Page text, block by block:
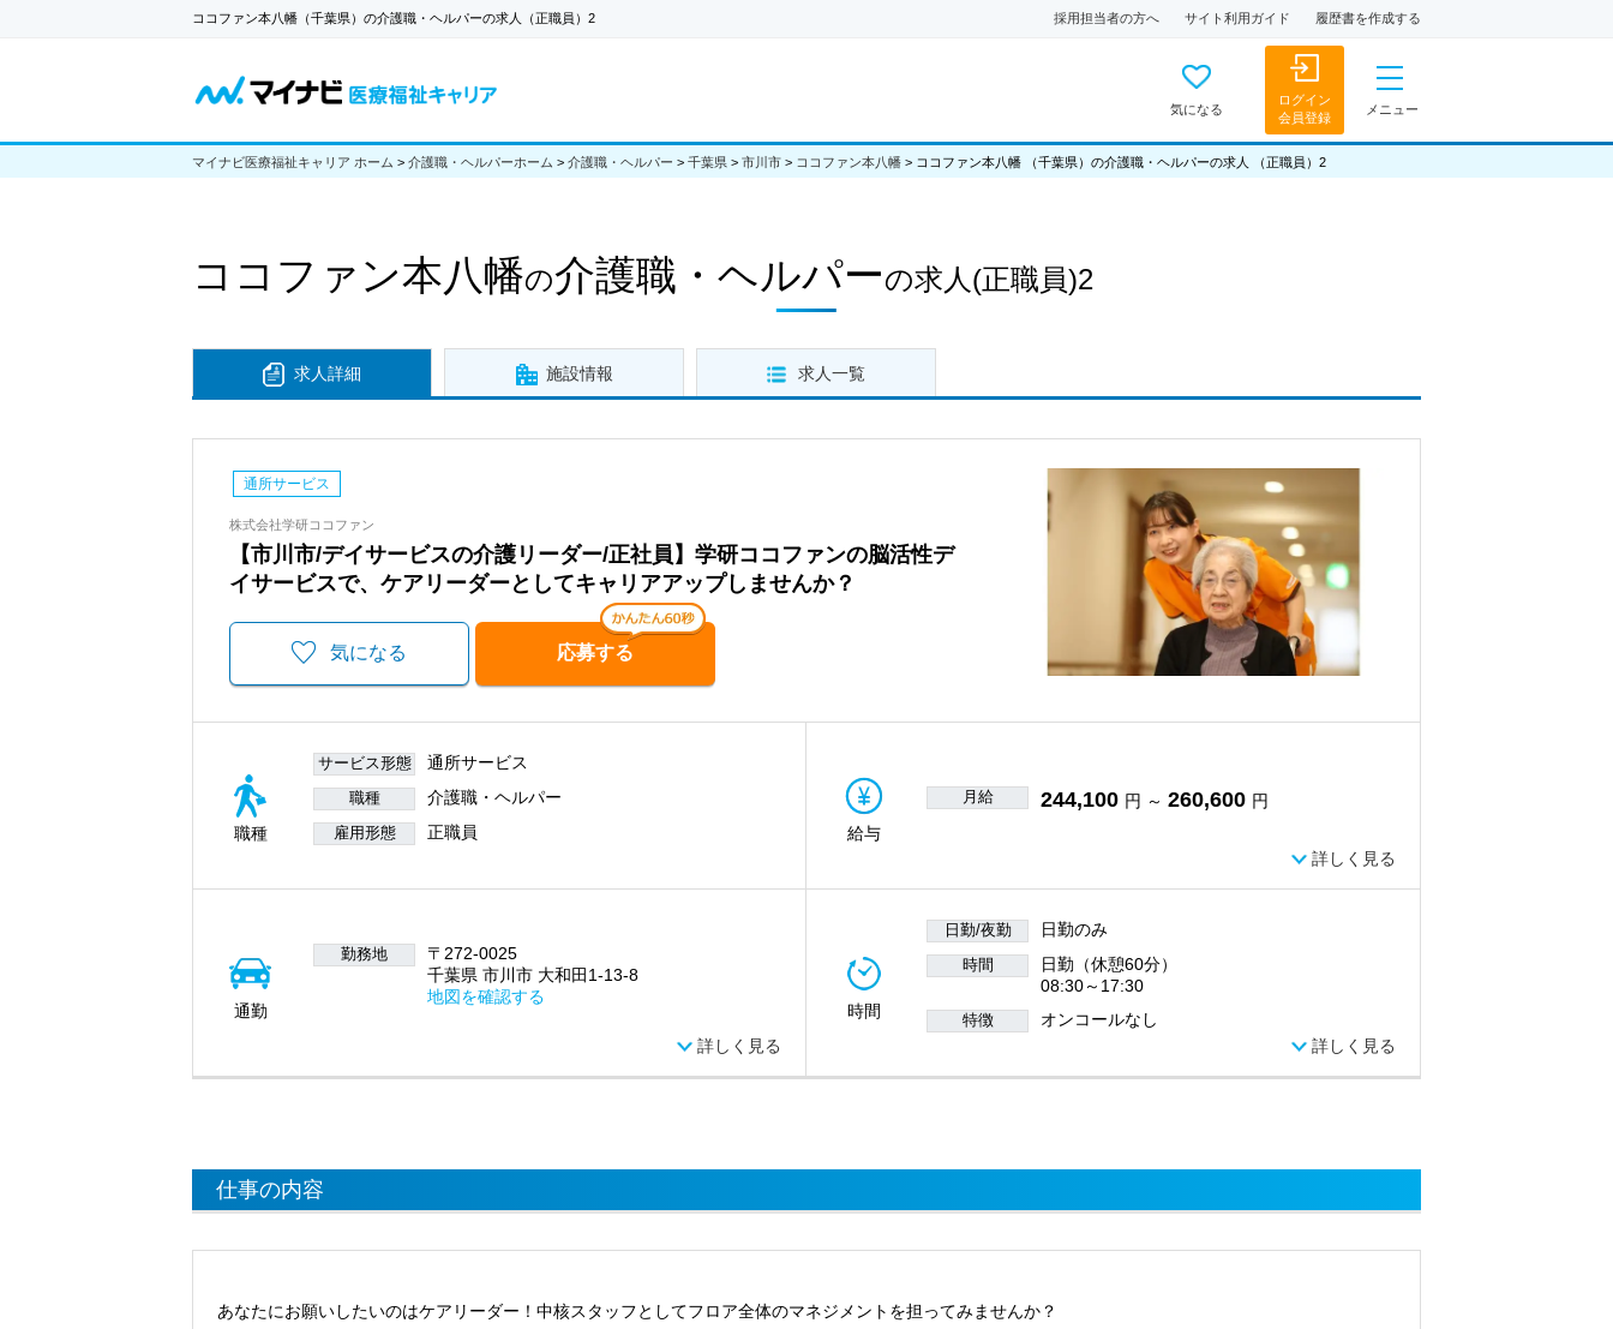
ココファン本八幡（千葉県）の介護職・ヘルパーの求人（正職員）2 採用担当者の方へ サイト利用ガイド 履歴書を作成する
気になる
ログイン
会員登録
メニュー
マイナビ医療福祉キャリア ホーム > 介護職・ヘルパーホーム > 介護職・ヘルパー > 千葉県 > 市川市 > ココファン本八幡 > ココファン本八幡 （千葉県）の介護職・ヘルパーの求人 （正職員）2
ココファン本八幡の介護職・ヘルパーの求人 (正職員)2
求人詳細 施設情報 求人一覧
通所サービス
株式会社学研ココファン
【市川市/デイサービスの介護リーダー/正社員】学研ココファンの脳活性デ
イサービスで、ケアリーダーとしてキャリアアップしませんか？
気になる 応募する
職種
サービス形態 通所サービス
職種 介護職・ヘルパー
雇用形態 正職員 給与
月給 244,100 円 ～ 260,600 円
詳しく見る
通勤
勤務地
〒272-0025
千葉県 市川市 大和田1-13-8
地図を確認する
詳しく見る
時間
日勤/夜勤 日勤のみ
時間
日勤（休憩60分）
08:30～17:30
特徴 オンコールなし
詳しく見る
仕事の内容
あなたにお願いしたいのはケアリーダー！中核スタッフとしてフロア全体のマネジメントを担ってみませんか？